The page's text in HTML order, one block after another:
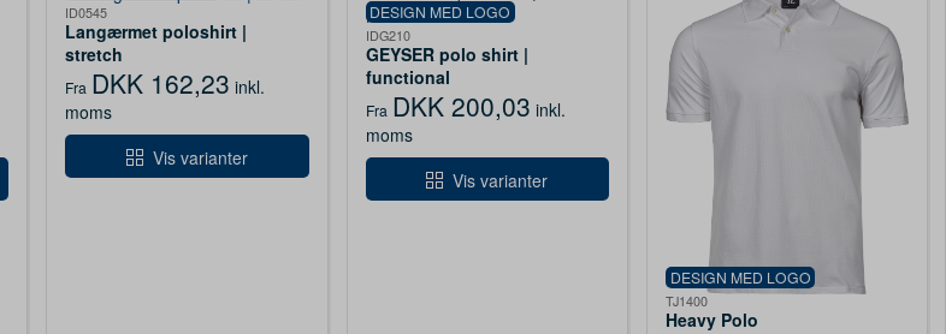
ID0545
Langærmet poloshirt |
stretch
Fra DKK 162,23 inkl.
moms
Vis varianter
DESIGN MED LOGO
IDG210
GEYSER polo shirt |
functional
Fra DKK 200,03 inkl.
moms
Vis varianter
DESIGN MED LOGO
TJ1400
Heavy Polo